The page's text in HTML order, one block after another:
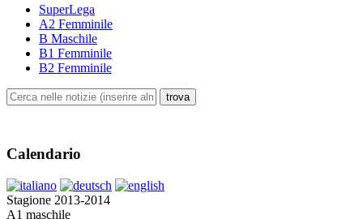
SuperLega
A2 Femminile
B Maschile
B1 Femminile
B2 Femminile
Calendario
Stagione 2013-2014
A1 maschile